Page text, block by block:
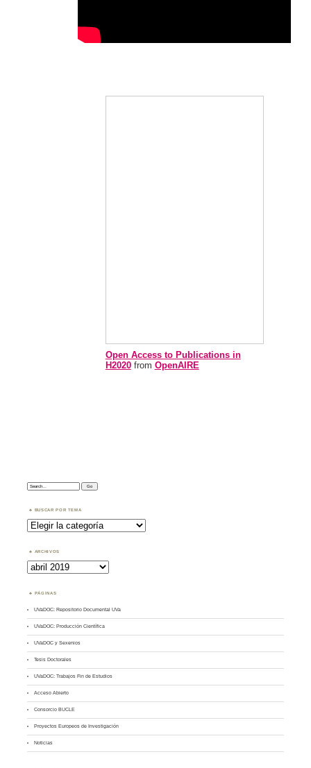
Open Access to Publications in
H2020 from OpenAIRE
Search:
BUSCAR POR TEMA
Buscar
por
Tema
ARCHIVOS
Archivos
PÁGINAS
UVaDOC: Repositorio Documental UVa
UVaDOC: Producción Científica
UVaDOC y Sexenios
Tesis Doctorales
UVaDOC: Trabajos Fin de Estudios
Acceso Abierto
Consorcio BUCLE
Proyectos Europeos de Investigación
Noticias